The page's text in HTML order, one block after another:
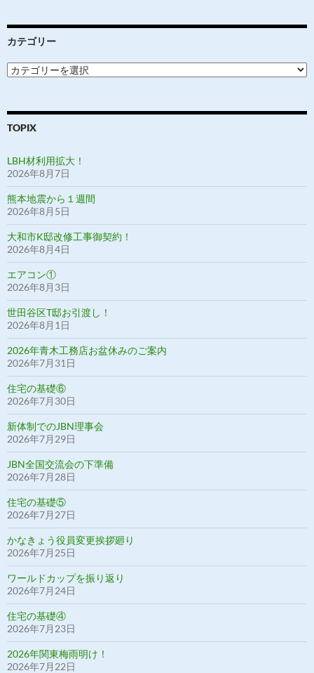
カテゴリー
カ
テ
ー
TOPIX
LBH材利用拡大！
2026年8月7日
熊本地震から１週間
2026年8月5日
大和市K邸改修工事御契約！
2026年8月4日
エアコン①
2026年8月3日
世田谷区T邸お引渡し！
2026年8月1日
2026年青木工務店お盆休みのご案内
2026年7月31日
住宅の基礎⑥
2026年7月30日
新体制でのJBN理事会
2026年7月29日
JBN全国交流会の下準備
2026年7月28日
住宅の基礎⑤
2026年7月27日
かなきょう役員変更挨拶廻り
2026年7月25日
ワールドカップを振り返り
2026年7月24日
住宅の基礎④
2026年7月23日
2026年関東梅雨明け！
2026年7月22日